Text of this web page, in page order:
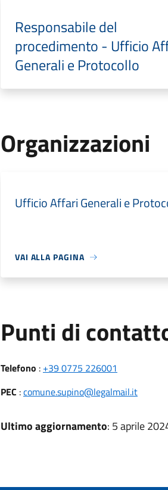
Responsabile del
procedimento - Ufficio
Generali e Protocollo
Organizzazioni
Ufficio Affari Generali e
VAI ALLA PAGINA
Punti di
Telefono : +39 0775 226001
PEC :comune.supino@legalmail.it
Ultimo aggiornamento: 5 aprile